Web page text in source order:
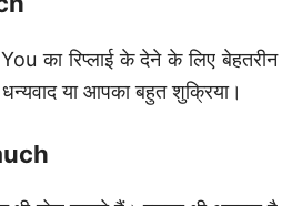
का रिप्लाई के देने के लिए बेहतरीन
या आपका बहुत शुक्रिया।